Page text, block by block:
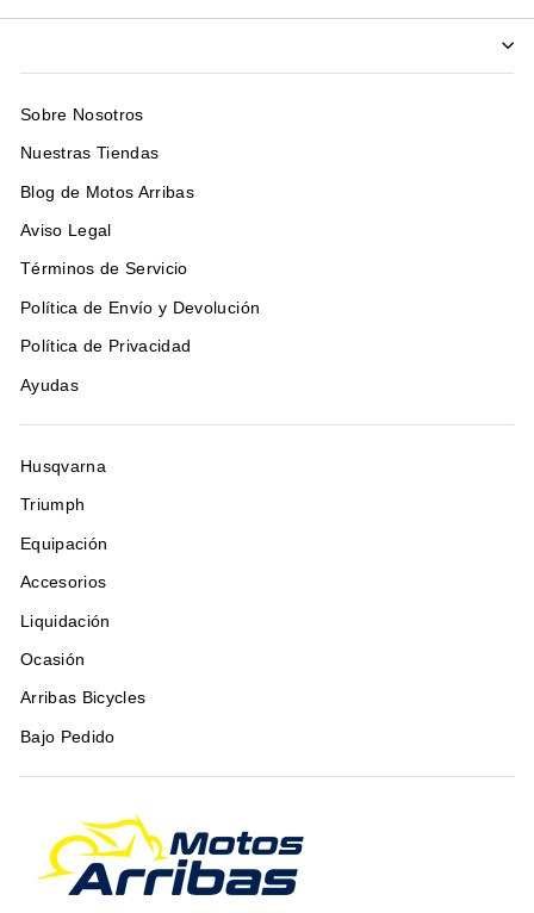
Sobre Nosotros
Nuestras Tiendas
Blog de Motos Arribas
Aviso Legal
Términos de Servicio
Política de Envío y Devolución
Política de Privacidad
Ayudas
Husqvarna
Triumph
Equipación
Accesorios
Liquidación
Ocasión
Arribas Bicycles
Bajo Pedido